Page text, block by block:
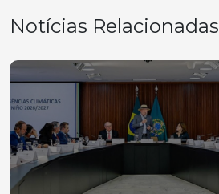
Notícias Relacionadas